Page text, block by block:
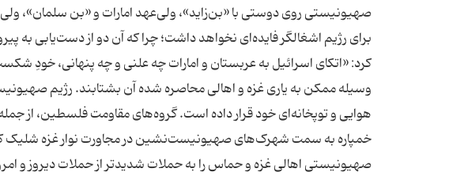
صهیونیستی روی دوستی با «بن‌زاید»، ولی‌عهد امارات و «بن سلمان»،
برای رژیم اشغالگر فایده‌ای نخواهد داشت؛ چرا که آن دو از دست‌یابی
کرد: «اتکای اسرائیل به عربستان و امارات چه علنی و چه پنهانی،
وسیله‌ ممکن به یاری غزه و اهالی محاصره شده آن بشتابند. رژیم
هوایی و توپخانه‌ای خود قرار داده است. گروه‌های مقاومت فلسطین، از
خمپاره به سمت شهرک‌های صهیونیست‌نشین در مجاورت نوار غزه شلیک
صهیونیستی اهالی غزه و حماس را به حملات شدیدتر از حملات دیروز و